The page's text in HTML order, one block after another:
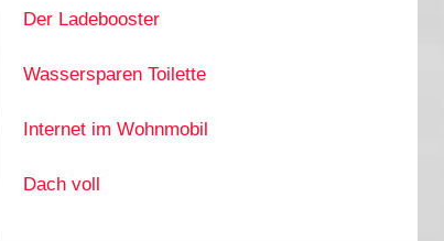
Der Ladebooster
Wassersparen Toilette
Internet im Wohnmobil
Dach voll